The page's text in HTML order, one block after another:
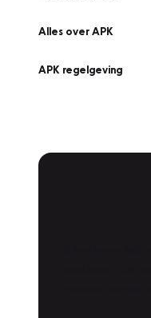
Alles over APK
APK regelgeving